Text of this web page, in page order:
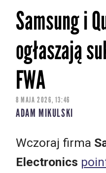
Samsung i
ogłaszają
FWA
8 MAJA 2026, 13:46
ADAM MIKULSKI
Wczoraj firma
Electronics